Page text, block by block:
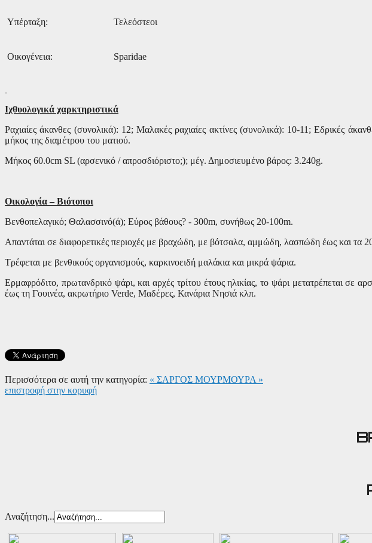
Υπέρταξη: Τελεόστεοι
Οικογένεια: Sparidae
Ιχθυολογικά χαρκτηριστικά
Ραχιαίες άκανθες (συνολικά): 12; Μαλακές ραχιαίες ακτίνες (συνολικά): 10-11; Εδρικές
μήκος της διαμέτρου του ματιού.
Μήκος 60.0cm SL (αρσενικό / απροσδιόριστο;); μέγ. Δημοσιευμένο βάρος: 3.240g.
Οικολογία – Βιότοποι
Βενθοπελαγικό; Θαλασσινό(ά); Εύρος βάθους? - 300m, συνήθως 20-100m.
Απαντάται σε διαφορετικές περιοχές με βραχώδη, με βότσαλα, αμμώδη, λασπώδη έως και τα
Τρέφεται με βενθικούς οργανισμούς, καρκινοειδή μαλάκια και μικρά ψάρια.
Ερμαφρόδιτο, πρωτανδρικό ψάρι, και αρχές τρίτου έτους ηλικίας, το ψάρι μετατρέπεται σε
έως τη Γουινέα, ακρωτήριο Verde, Μαδέρες, Κανάρια Νησιά κλπ.
Περισσότερα σε αυτή την κατηγορία: « ΣΑΡΓΟΣ ΜΟΥΡΜΟΥΡΑ »
επιστροφή στην κορυφή
Αναζήτηση...